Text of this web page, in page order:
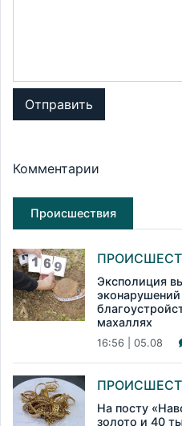
Отправить
Комментарии
Происшествия
Эксполиция
махаллях
16:56 | 05.08
На посту
золото и 40